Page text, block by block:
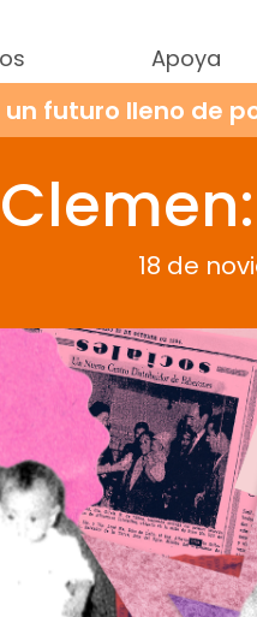
Apoya
futuro lleno de
y niños:
Una vez
durante15 DÍAS
duranteUN MES
porUN AÑOa una
salva de la
18 de